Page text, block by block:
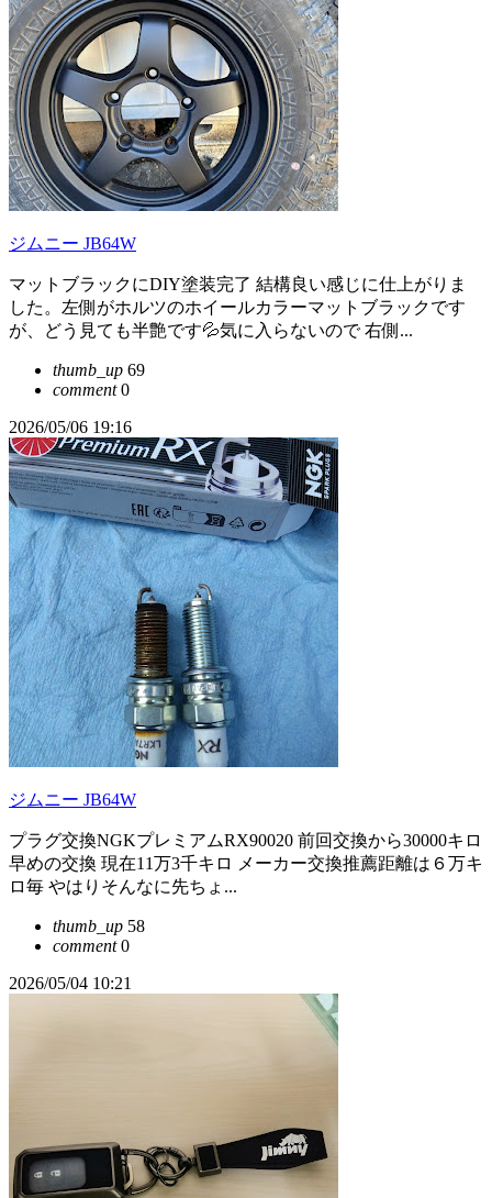
ジムニー JB64W
マットブラックにDIY塗装完了 結構良い感じに仕上がりま
した。左側がホルツのホイールカラーマットブラックです
が、どう見ても半艶です💦気に入らないので 右側...
thumb_up 69
comment0
2026/05/06 19:16
ジムニー JB64W
プラグ交換NGKプレミアムRX90020 前回交換から30000キロ
早めの交換 現在11万3千キロ メーカー交換推薦距離は６万キ
ロ毎 やはりそんなに先ちょ...
thumb_up 58
comment0
2026/05/04 10:21